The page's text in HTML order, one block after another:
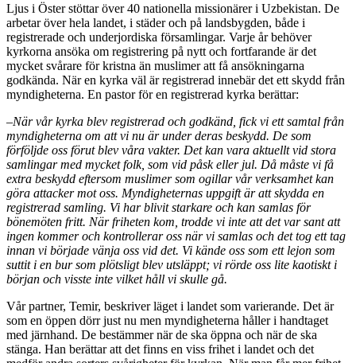
Ljus i Öster stöttar över 40 nationella missionärer i Uzbekistan. De
arbetar över hela landet, i städer och på landsbygden, både i
registrerade och underjordiska församlingar. Varje år behöver
kyrkorna ansöka om registrering på nytt och fortfarande är det
mycket svårare för kristna än muslimer att få ansökningarna
godkända. När en kyrka väl är registrerad innebär det ett skydd från
myndigheterna. En pastor för en registrerad kyrka berättar:
–När vår kyrka blev registrerad och godkänd, fick vi ett samtal från
myndigheterna om att vi nu är under deras beskydd. De som
förföljde oss förut blev våra vakter. Det kan vara aktuellt vid stora
samlingar med mycket folk, som vid påsk eller jul. Då måste vi få
extra beskydd eftersom muslimer som ogillar vår verksamhet kan
göra attacker mot oss. Myndigheternas uppgift är att skydda en
registrerad samling. Vi har blivit starkare och kan samlas för
bönemöten fritt. När friheten kom, trodde vi inte att det var sant att
ingen kommer och kontrollerar oss när vi samlas och det tog ett tag
innan vi började vänja oss vid det. Vi kände oss som ett lejon som
suttit i en bur som plötsligt blev utsläppt; vi rörde oss lite kaotiskt i
början och visste inte vilket håll vi skulle gå.
Vår partner, Temir, beskriver läget i landet som varierande. Det är
som en öppen dörr just nu men myndigheterna håller i handtaget
med järnhand. De bestämmer när de ska öppna och när de ska
stänga. Han berättar att det finns en viss frihet i landet och det